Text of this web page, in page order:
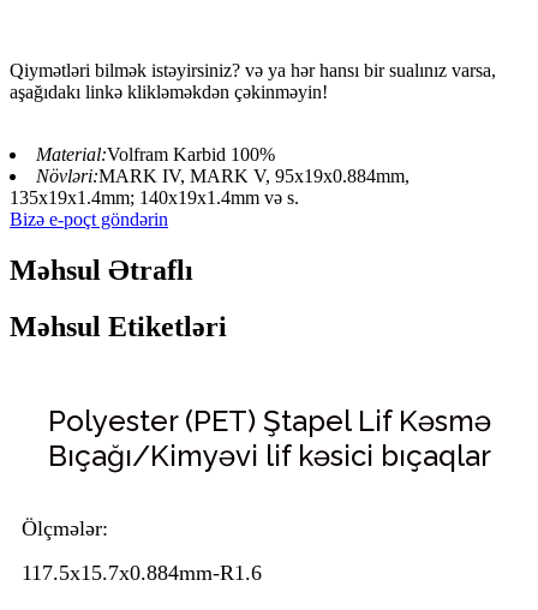
Qiymətləri bilmək istəyirsiniz? və ya hər hansı bir sualınız varsa,
aşağıdakı linkə klikləməkdən çəkinməyin!
Material:Volfram Karbid 100%
Növləri:MARK IV, MARK V, 95x19x0.884mm,
135x19x1.4mm; 140x19x1.4mm və s.
Bizə e-poçt göndərin
Məhsul Ətraflı
Məhsul Etiketləri
Polyester (PET) Ştapel Lif Kəsmə
Bıçağı/Kimyəvi lif kəsici bıçaqlar
Ölçmələr:
117.5x15.7x0.884mm-R1.6